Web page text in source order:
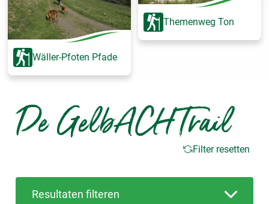
Wäller-Pfoten Pfade
Themenweg Ton
De GelbACHTrail
Filter resetten
Resultaten filteren